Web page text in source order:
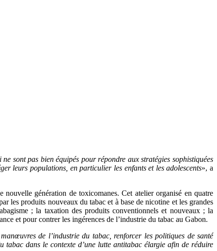
sont pas bien équipés pour répondre aux stratégies sophistiquées
leurs populations, en particulier les enfants et les adolescents», a
génération de toxicomanes. Cet atelier organisé en quatre
les produits nouveaux du tabac et à base de nicotine et les grandes
; la taxation des produits conventionnels et nouveaux ; la
et pour contrer les ingérences de l’industrie du tabac au Gabon.
de l’industrie du tabac, renforcer les politiques de santé
dans le contexte d’une lutte antitabac élargie afin de réduire